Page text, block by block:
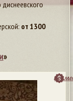
от 1300
»